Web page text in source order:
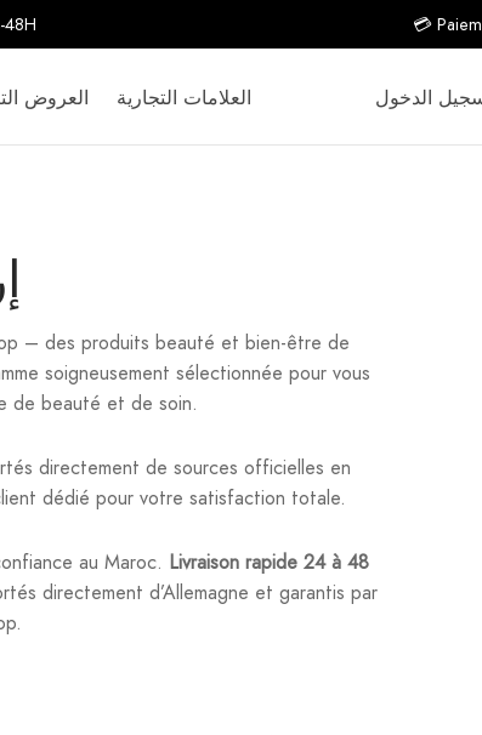
48H 💳
العروض العلامات التجارية الدخول
– des produits beauté et bien-être de
soigneusement sélectionnée pour vous
de beauté et de soin.
directement de sources officielles en
dédié pour votre satisfaction totale.
au Maroc. Livraison rapide 24 à 48
directement d’Allemagne et garantis par